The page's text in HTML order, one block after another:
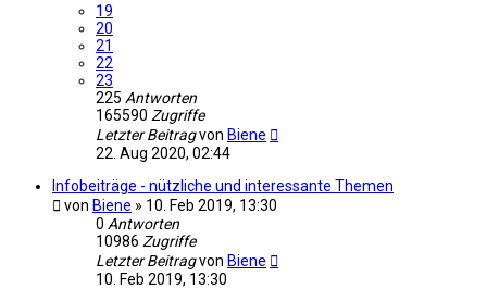
19
20
21
22
23
225 Antworten
165590 Zugriffe
Letzter Beitragvon Biene
22. Aug 2020, 02:44
Infobeiträge - nützliche und interessante Themen
von Biene » 10. Feb 2019, 13:30
0 Antworten
10986 Zugriffe
Letzter Beitragvon Biene
10. Feb 2019, 13:30